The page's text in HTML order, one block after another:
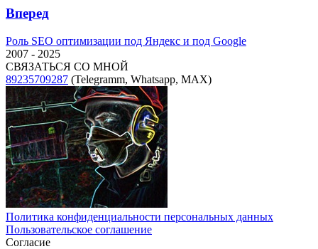
Вперед
Следующая
запись:
Роль SEO оптимизации под Яндекс и под Google
2007 - 2025
СВЯЗАТЬСЯ СО МНОЙ
89235709287 (Telegramm, Whatsapp, MAX)
Политика конфиденциальности персональных данных
Пользовательское соглашение
Согласие